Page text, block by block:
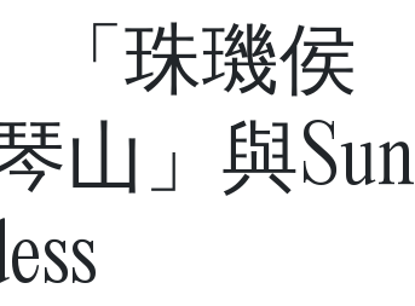
「珠璣侯
山」與Sun